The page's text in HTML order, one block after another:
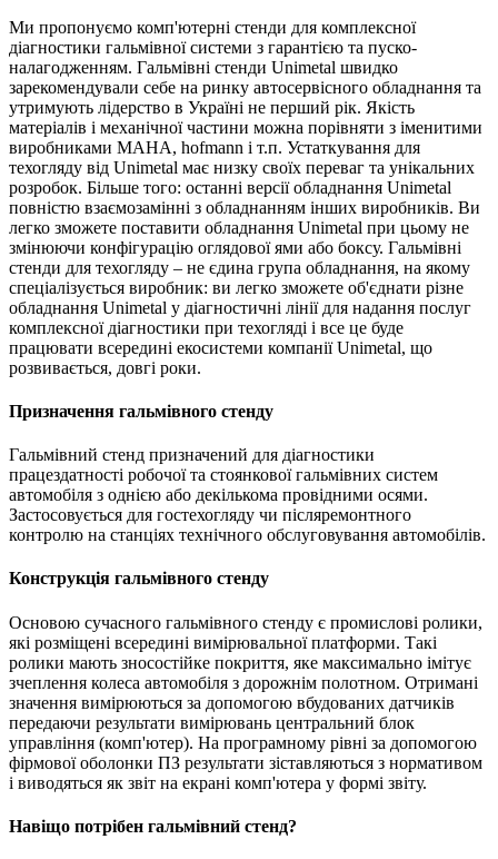
Ми пропонуємо комп'ютерні стенди для комплексної
діагностики гальмівної системи з гарантією та пуско-
налагодженням. Гальмівні стенди Unimetal швидко
зарекомендували себе на ринку автосервісного обладнання та
утримують лідерство в Україні не перший рік. Якість
матеріалів і механічної частини можна порівняти з іменитими
виробниками MAHA, hofmann і т.п. Устаткування для
техогляду від Unimetal має низку своїх переваг та унікальних
розробок. Більше того: останні версії обладнання Unimetal
повністю взаємозамінні з обладнанням інших виробників. Ви
легко зможете поставити обладнання Unimetal при цьому не
змінюючи конфігурацію оглядової ями або боксу. Гальмівні
стенди для техогляду – не єдина група обладнання, на якому
спеціалізується виробник: ви легко зможете об'єднати різне
обладнання Unimetal у діагностичні лінії для надання послуг
комплексної діагностики при техогляді і все це буде
працювати всередині екосистеми компанії Unimetal, що
розвивається, довгі роки.
Призначення гальмівного стенду
Гальмівний стенд призначений для діагностики
працездатності робочої та стоянкової гальмівних систем
автомобіля з однією або декількома провідними осями.
Застосовується для гостехогляду чи післяремонтного
контролю на станціях технічного обслуговування автомобілів.
Конструкція гальмівного стенду
Основою сучасного гальмівного стенду є промислові ролики,
які розміщені всередині вимірювальної платформи. Такі
ролики мають зносостійке покриття, яке максимально імітує
зчеплення колеса автомобіля з дорожнім полотном. Отримані
значення вимірюються за допомогою вбудованих датчиків
передаючи результати вимірювань центральний блок
управління (комп'ютер). На програмному рівні за допомогою
фірмової оболонки ПЗ результати зіставляються з нормативом
і виводяться як звіт на екрані комп'ютера у формі звіту.
Навіщо потрібен гальмівний стенд?